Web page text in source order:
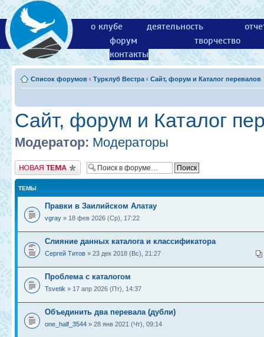
о клубе деятельность
форум
творчество
контакты
Список форумов ‹ Турклуб Вестра ‹ Сайт, форум и Каталог перевалов
Сайт, форум и Каталог
Модератор: Модераторы
Новая тема
ТЕМЫ
Правки в Заилийском Алатау
vgray » 18 фев 2026 (Ср), 17:22
Слияние данных каталога и классификатора
Сергей Титов » 23 дек 2018 (Вс), 21:27
Проблема с каталогом
Tsvetik » 17 апр 2026 (Пт), 14:37
Объединить два перевала (дубли)
one_half_3544 » 28 янв 2021 (Чт), 09:14